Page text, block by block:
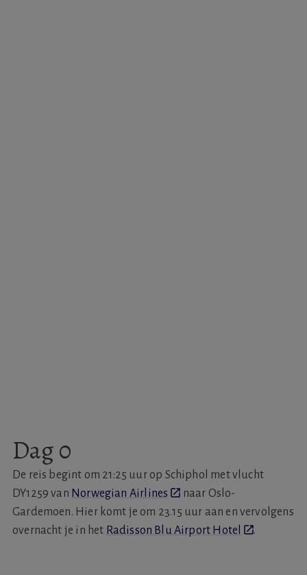
Dag 0
De reis begint om 21:25 uur op Schiphol met vlucht
DY1259 van Norwegian Airlines
naar Oslo-
Gardemoen. Hier komt je om 23.15 uur aan en vervolgens
overnacht je in het Radisson Blu Airport Hotel .